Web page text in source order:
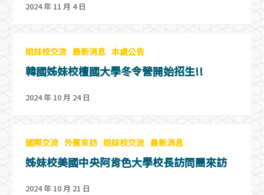
2024 年 11 月 4 日
姐妹校交流 最新消息 本處公告
韓國姊妹校檀國大學冬令營開始招生!!
2024 年 10 月 24 日
國際交流 外賓來訪 姐妹校交流 最新消息
姊妹校美國中央阿肯色大學校長訪問團來訪
2024 年 10 月 21 日